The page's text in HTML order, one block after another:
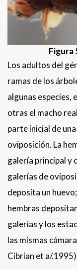
Figura
Los adultos del
ramas de los
algunas especies,
otras el macho
parte inicial de
oviposición. La
galería principal y
galerías de
deposita un
hembras
galerías y los
las mismas
Cibrian et a/